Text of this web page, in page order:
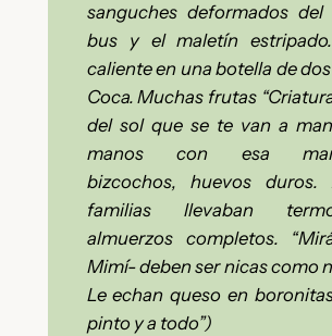
sanguches deformados del
bus y el maletín
caliente en una botella de
Coca. Muchas frutas
del sol que se te van a
manos con esa
bizcochos, huevos duros.
familias llevaban
almuerzos completos.
Mimí- deben ser nicas como
Le echan queso en
pinto y a todo”)